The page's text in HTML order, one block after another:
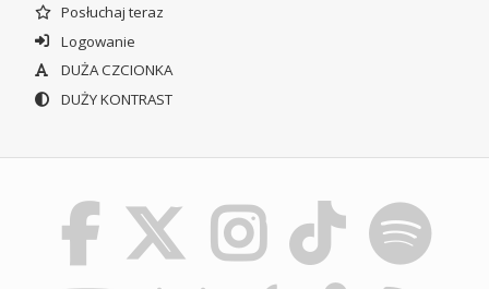
Posłuchaj teraz
Logowanie
DUŻA CZCIONKA
DUŻY KONTRAST